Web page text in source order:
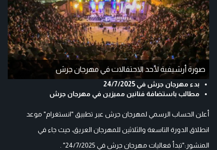
صورة أرشيفية لأحد الاحتفالات في مهرجان جرش
بدء مهرجان جرش في 24/7/2025
مطالب باستضافة فنانين مميزين في مهرجان جرش
أعلن الحساب الرسمي لمهرجان جرش عبر تطبيق "انستغرام" موعد
انطلاق الدورة التاسعة والثلاثين للمهرجان العريق، حيث جاء في
المنشور:"تبدأ فعاليات مهرجان جرش في 24/7/2025" .